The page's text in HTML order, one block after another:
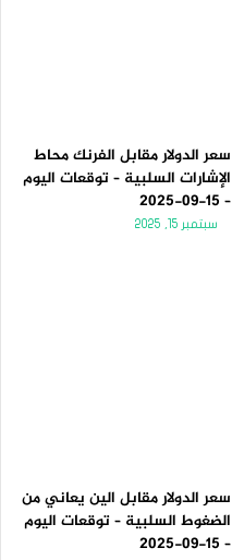
سعر الدولار مقابل الفرنك محاط
الإشارات السلبية – توقعات اليوم
– 15-09-2025
سبتمبر 15, 2025
سعر الدولار مقابل الين يعاني من
الضغوط السلبية – توقعات اليوم
– 15-09-2025